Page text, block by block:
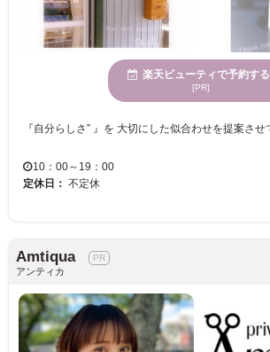
楽天ビューティで予約する
[PR]
10：00～19：00
定休日： 不定休
Amtiqua
アンティカ